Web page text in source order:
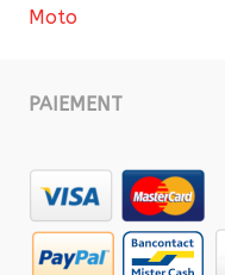
Moto
PAIEMENT